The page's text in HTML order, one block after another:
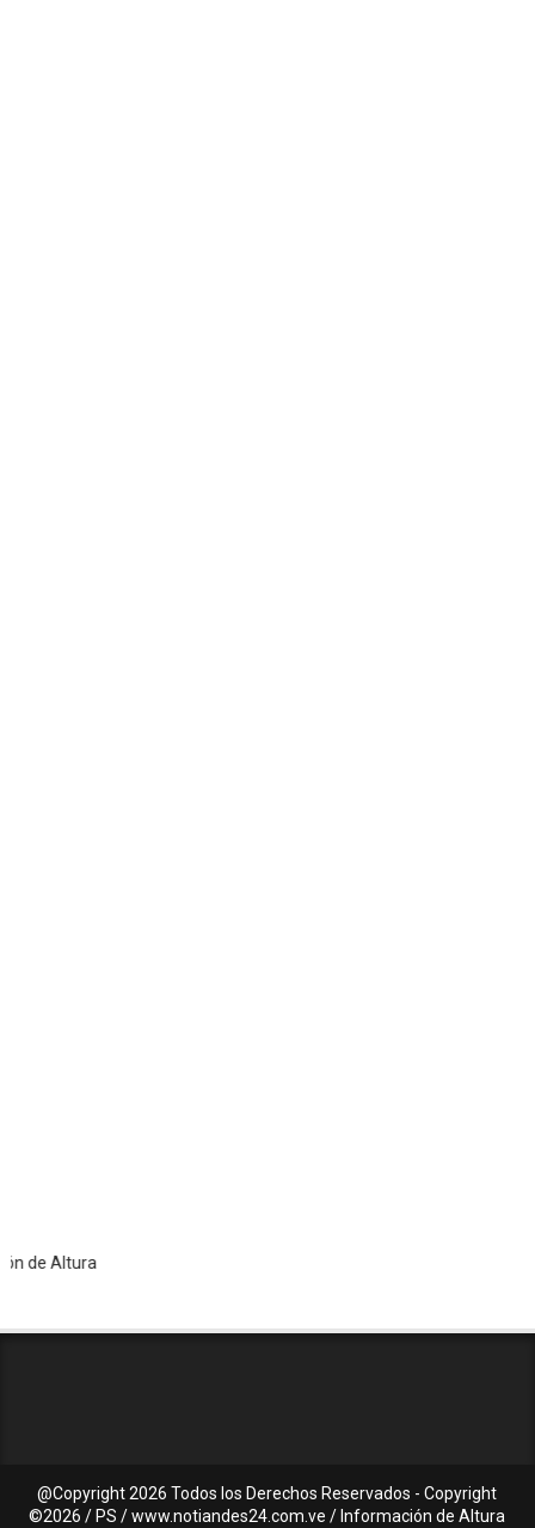
Altura
@Copyright2026 Todos los Derechos Reservados - Copyright
©2026 / PS / www.notiandes24.com.ve / Información de Altura